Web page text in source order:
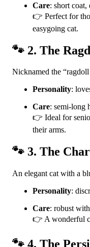
Care: short coat,
👉 Perfect for
easygoing cat.
🐾 2. The
Nicknamed the
Personality:
Care: semi-long
👉 Ideal for
their arms.
🐾 3. The
An elegant cat with a
Personality:
Care: robust
👉 A wonderful
🐾 4. The